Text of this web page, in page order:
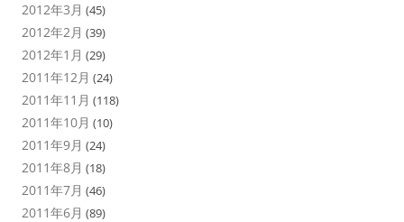
2012年3月 (45)
2012年2月 (39)
2012年1月 (29)
2011年12月 (24)
2011年11月 (118)
2011年10月 (10)
2011年9月 (24)
2011年8月 (18)
2011年7月 (46)
2011年6月 (89)